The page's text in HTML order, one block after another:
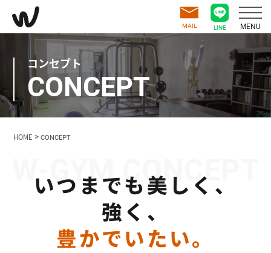
MAIL LINE MENU
コンセプト
CONCEPT
HOME >CONCEPT
いつまでも美しく、
強く、
豊かでいたい。